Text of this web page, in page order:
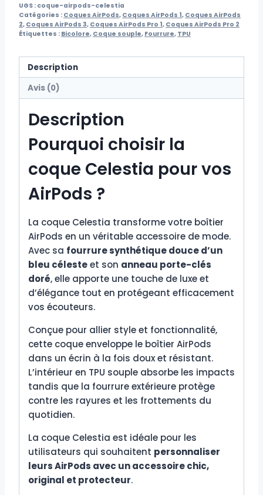
UGS : coque-airpods-celestia
Catégories : Coques AirPods, Coques AirPods 1, Coques AirPods
2, Coques AirPods 3, Coques AirPods Pro 1, Coques AirPods Pro 2
Étiquettes : Bicolore, Coque souple, Fourrure, TPU
Description
Avis (0)
Description
Pourquoi choisir la
coque Celestia pour vos
AirPods ?
La coque Celestia transforme votre boîtier
AirPods en un véritable accessoire de mode.
Avec sa fourrure synthétique douce d’un
bleu célesteet son anneau porte-clés
doré, elle apporte une touche de luxe et
d’élégance tout en protégeant efficacement
vos écouteurs.
Conçue pour allier style et fonctionnalité,
cette coque enveloppe le boîtier AirPods
dans un écrin à la fois doux et résistant.
L’intérieur en TPU souple absorbe les impacts
tandis que la fourrure extérieure protège
contre les rayures et les frottements du
quotidien.
La coque Celestia est idéale pour les
utilisateurs qui souhaitent personnaliser
leurs AirPods avec un accessoire chic,
original et protecteur.